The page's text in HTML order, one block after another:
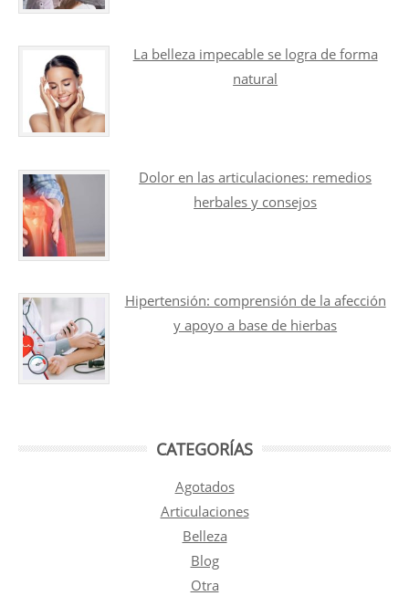
La belleza impecable se logra de forma
natural
Dolor en las articulaciones: remedios
herbales y consejos
Hipertensión: comprensión de la afección
y apoyo a base de hierbas
CATEGORÍAS
Agotados
Articulaciones
Belleza
Blog
Otra